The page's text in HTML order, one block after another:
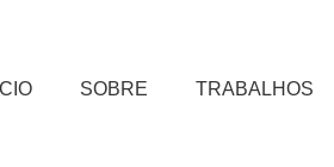
SOBRE TRABALHOS